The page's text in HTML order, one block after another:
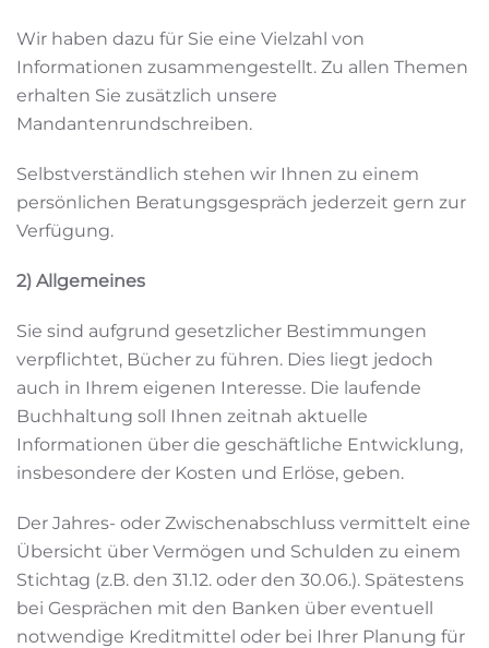
Wir haben dazu für Sie eine Vielzahl von
Informationen zusammengestellt. Zu allen Themen
erhalten Sie zusätzlich unsere
Mandantenrundschreiben.
Selbstverständlich stehen wir Ihnen zu einem
persönlichen Beratungsgespräch jederzeit gern zur
Verfügung.
2) Allgemeines
Sie sind aufgrund gesetzlicher Bestimmungen
verpflichtet, Bücher zu führen. Dies liegt jedoch
auch in Ihrem eigenen Interesse. Die laufende
Buchhaltung soll Ihnen zeitnah aktuelle
Informationen über die geschäftliche Entwicklung,
insbesondere der Kosten und Erlöse, geben.
Der Jahres- oder Zwischenabschluss vermittelt eine
Übersicht über Vermögen und Schulden zu einem
Stichtag (z.B. den 31.12. oder den 30.06.). Spätestens
bei Gesprächen mit den Banken über eventuell
notwendige Kreditmittel oder bei Ihrer Planung für